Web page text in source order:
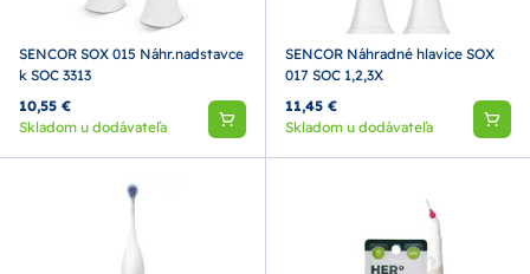
SENCOR SOX 015 Náhr.nadstavce
k SOC 3313
10,55 €
Skladom u dodávateľa
SENCOR Náhradné hlavice SOX
017 SOC 1,2,3X
11,45 €
Skladom u dodávateľa